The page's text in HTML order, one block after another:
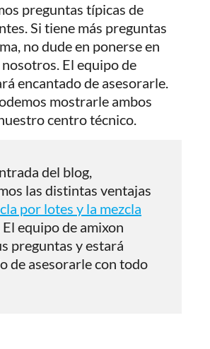
preguntas típicas de
Si tiene más preguntas
no dude en ponerse en
El equipo de
encantado de asesorarle.
mostrarle ambos
centro técnico.
del blog,
las distintas ventajas
por lotes y la mezcla
El equipo de amixon
preguntas y estará
de asesorarle con todo